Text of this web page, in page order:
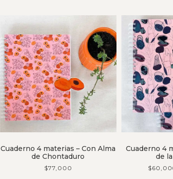
Cuaderno 4 materias – Con Alma
de Chontaduro
$77,000
Cuaderno 4
de
$